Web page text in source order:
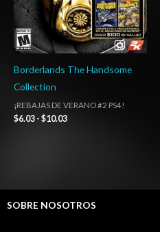
Borderlands The Handsome
Collection
¡REBAJAS DE VERANO #2 PS4!
$6.03 - $10.03
SOBRE NOSOTROS